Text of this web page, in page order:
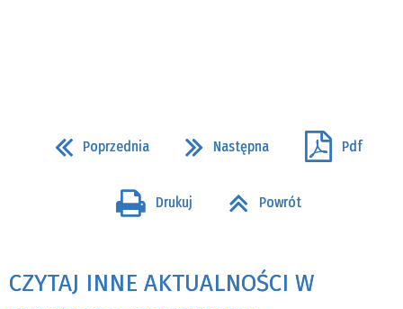
Poprzednia Następna Pdf
Drukuj Powrót
CZYTAJ INNE AKTUALNOŚCI W